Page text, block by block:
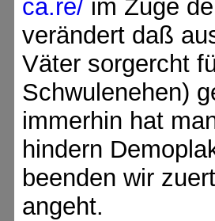
ca.re/ im Zuge
verändert daß
Väter sorgercht
Schwulenehen)
immerhin hat
hindern
beenden wir
angeht.